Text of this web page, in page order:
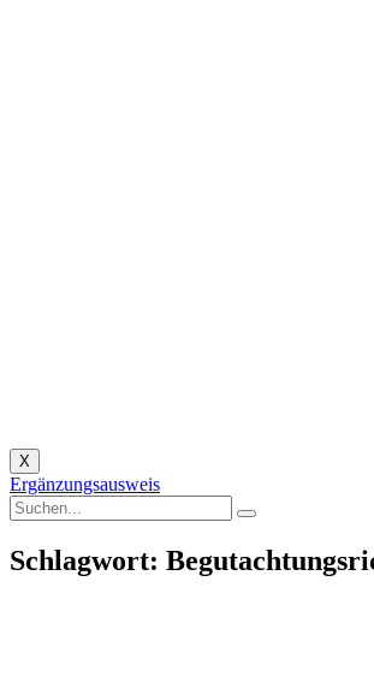
X
Ergänzungsausweis
Schlagwort: